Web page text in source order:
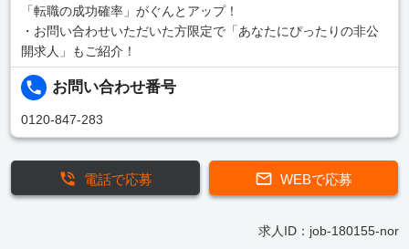
「転職の成功確率」がぐんとアップ！
・お問い合わせいただいた方限定で「あなたにぴったりの非公
開求人」もご紹介！
お問い合わせ番号
0120-847-283
WEBで応募
電話で応募
求人ID：job-180155-nor